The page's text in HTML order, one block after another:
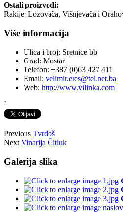
Ostali proizvodi:
Rakije: Lozovača, Višnjevača i
Više informacija
Ulica i broj: Sretnice bb
Grad: Mostar
Telefon: +387 (0)63 427 411
Email: velimir.eres@tel.net.ba
Web: http://www.vilinka.com
`
Previous Tvrdoš
Next Vinarija Čitluk
Galerija slika